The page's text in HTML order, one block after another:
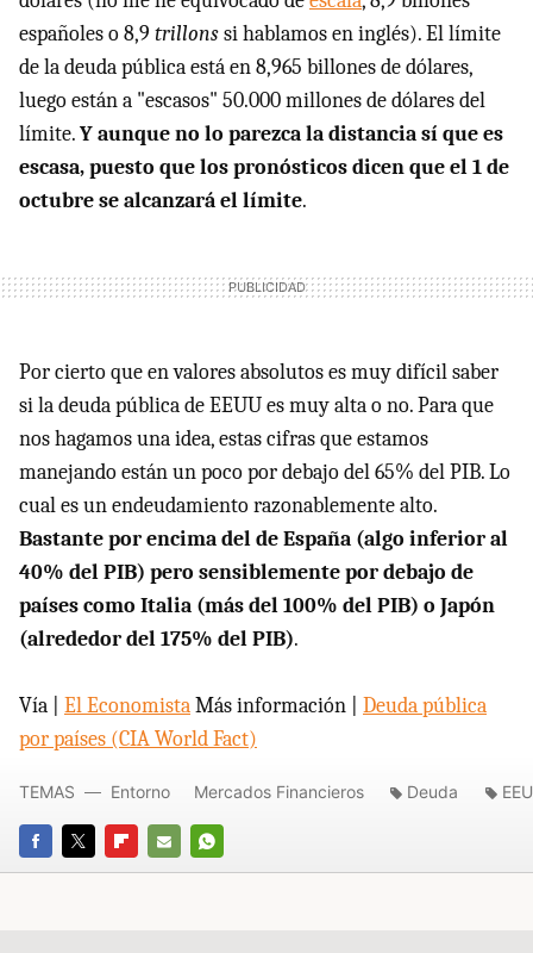
españoles o 8,9 trillonssi hablamos en inglés). El límite
de la deuda pública está en 8,965 billones de dólares,
luego están a "escasos" 50.000 millones de dólares del
límite.Y aunque no lo parezca la distancia sí que es
escasa, puesto que los pronósticos dicen que el 1 de
octubre se alcanzará el límite.
Por cierto que en valores absolutos es muy difícil saber
si la deuda pública de EEUU es muy alta o no. Para que
nos hagamos una idea, estas cifras que estamos
manejando están un poco por debajo del 65% del PIB. Lo
cual es un endeudamiento razonablemente alto.
Bastante por encima del de España (algo inferior al
40% del PIB) pero sensiblemente por debajo de
países como Italia (más del 100% del PIB) o Japón
(alrededor del 175% del PIB).
Vía | El EconomistaMás información | Deuda pública
por países (CIA World Fact)
FACEBOOK
TWITTERFLIPBOARD
E-
WHATSAPP
TEMAS Entorno Mercados Financieros Deuda